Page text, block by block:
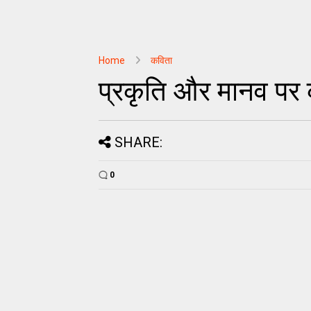
Home कविता
प्रकृति और मानव पर
SHARE:
0